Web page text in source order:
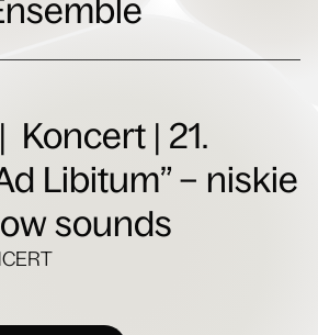
Koncert | 21.
Libitum” – niskie
sounds